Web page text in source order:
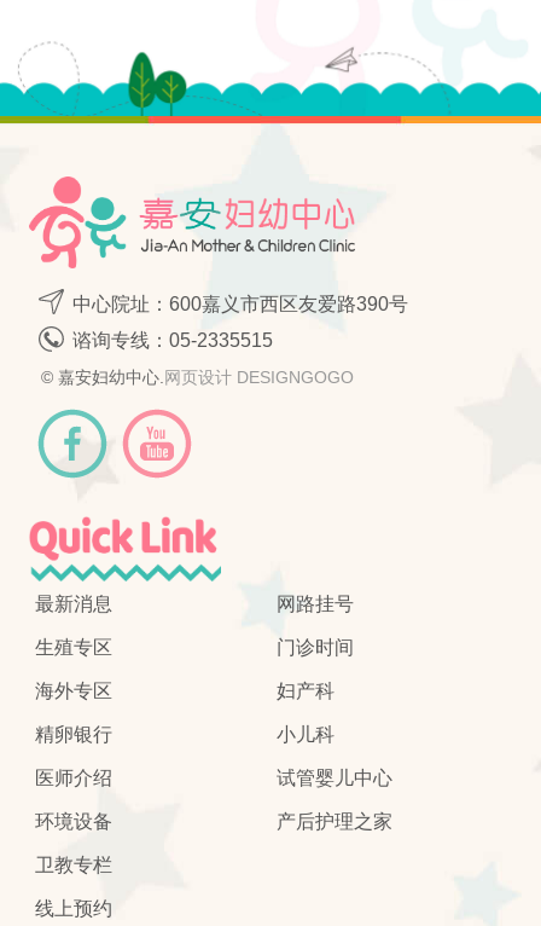
中心院址：600嘉义市西区友爱路390号
谘询专线： 05-2335515
© 嘉安妇幼中心. 网页设计 DESIGNGOGO
最新消息
生殖专区
海外专区
精卵银行
医师介绍
环境设备
卫教专栏
线上预约
网路挂号
门诊时间
妇产科
小儿科
试管婴儿中心
产后护理之家